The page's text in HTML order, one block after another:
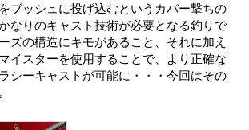
ブッシュに投げ込むというカバー撃ちの
なりのキャスト技術が必要となる釣りで
ズの構造にキモがあること、それに加え
イスターを使用することで、より正確な
シーキャストが可能に・・・今回はその